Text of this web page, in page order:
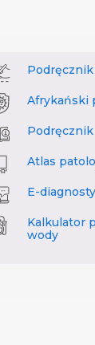
Afrykański
Atlas
E-
Kalkulator
wody